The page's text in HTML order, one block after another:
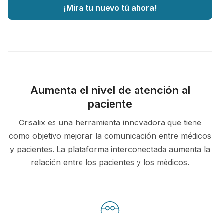
¡Mira tu nuevo tú ahora!
Aumenta el nivel de atención al
paciente
Crisalix es una herramienta innovadora que tiene
como objetivo mejorar la comunicación entre médicos
y pacientes. La plataforma interconectada aumenta la
relación entre los pacientes y los médicos.